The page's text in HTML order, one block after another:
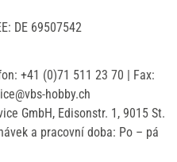
DE 69507542
+41 (0)71 511 23 70 | Fax:
hobby.ch
GmbH, Edisonstr. 1, 9015 St.
a pracovní doba: Po – pá